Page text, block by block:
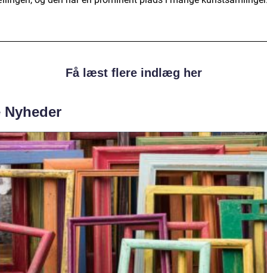
Få læst flere indlæg her
Nyheder